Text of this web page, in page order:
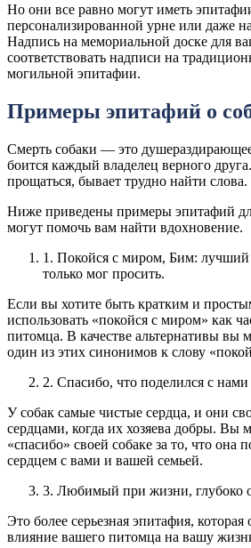
Но они все равно могут иметь
персонализированной урне или даже
Надпись на мемориальной доске для
соответствовать надписи на
могильной эпитафии.
Примеры эпитафий о
Смерть собаки — это
боится каждый владелец верного
прощаться, бывает трудно найти слова.
Ниже приведены примеры эпитафий
могут помочь вам найти вдохновение.
1. Покойся с миром, Бим: лучший
только мог просить.
Если вы хотите быть кратким и
использовать «покойся с миром» как
питомца. В качестве альтернативы вы
один из этих синонимов к слову
2. Спасибо, что поделился с
У собак самые чистые сердца, и они
сердцами, когда их хозяева добры. Вы
«спасибо» своей собаке за то, что она
сердцем с вами и вашей семьей.
3. Любимый при жизни, глубоко
Это более серьезная эпитафия, которая
влияние вашего питомца на вашу